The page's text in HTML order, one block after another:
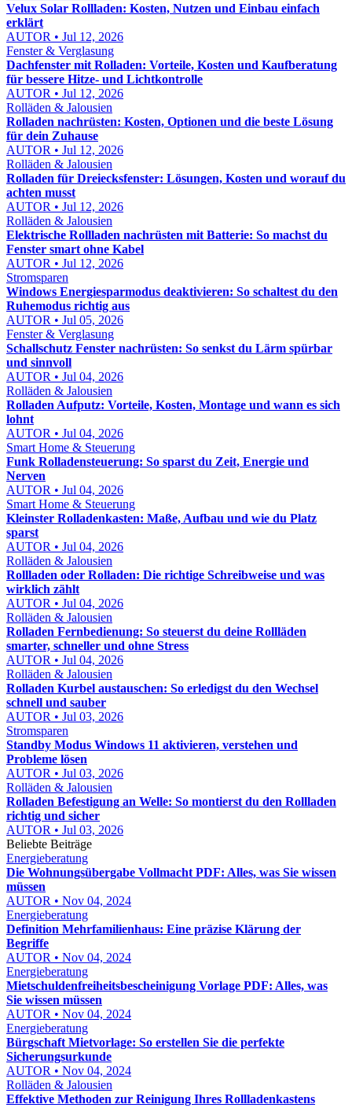
Velux Solar Rollladen: Kosten, Nutzen und Einbau einfach
erklärt
AUTOR • Jul 12, 2026
Fenster & Verglasung
Dachfenster mit Rolladen: Vorteile, Kosten und Kaufberatung
für bessere Hitze- und Lichtkontrolle
AUTOR • Jul 12, 2026
Rolläden & Jalousien
Rolladen nachrüsten: Kosten, Optionen und die beste Lösung
für dein Zuhause
AUTOR • Jul 12, 2026
Rolläden & Jalousien
Rolladen für Dreiecksfenster: Lösungen, Kosten und worauf du
achten musst
AUTOR • Jul 12, 2026
Rolläden & Jalousien
Elektrische Rollladen nachrüsten mit Batterie: So machst du
Fenster smart ohne Kabel
AUTOR • Jul 12, 2026
Stromsparen
Windows Energiesparmodus deaktivieren: So schaltest du den
Ruhemodus richtig aus
AUTOR • Jul 05, 2026
Fenster & Verglasung
Schallschutz Fenster nachrüsten: So senkst du Lärm spürbar
und sinnvoll
AUTOR • Jul 04, 2026
Rolläden & Jalousien
Rolladen Aufputz: Vorteile, Kosten, Montage und wann es sich
lohnt
AUTOR • Jul 04, 2026
Smart Home & Steuerung
Funk Rolladensteuerung: So sparst du Zeit, Energie und
Nerven
AUTOR • Jul 04, 2026
Smart Home & Steuerung
Kleinster Rolladenkasten: Maße, Aufbau und wie du Platz
sparst
AUTOR • Jul 04, 2026
Rolläden & Jalousien
Rollladen oder Rolladen: Die richtige Schreibweise und was
wirklich zählt
AUTOR • Jul 04, 2026
Rolläden & Jalousien
Rolladen Fernbedienung: So steuerst du deine Rollläden
smarter, schneller und ohne Stress
AUTOR • Jul 04, 2026
Rolläden & Jalousien
Rolladen Kurbel austauschen: So erledigst du den Wechsel
schnell und sauber
AUTOR • Jul 03, 2026
Stromsparen
Standby Modus Windows 11 aktivieren, verstehen und
Probleme lösen
AUTOR • Jul 03, 2026
Rolläden & Jalousien
Rolladen Befestigung an Welle: So montierst du den Rollladen
richtig und sicher
AUTOR • Jul 03, 2026
Beliebte Beiträge
Energieberatung
Die Wohnungsübergabe Vollmacht PDF: Alles, was Sie wissen
müssen
AUTOR • Nov 04, 2024
Energieberatung
Definition Mehrfamilienhaus: Eine präzise Klärung der
Begriffe
AUTOR • Nov 04, 2024
Energieberatung
Mietschuldenfreiheitsbescheinigung Vorlage PDF: Alles, was
Sie wissen müssen
AUTOR • Nov 04, 2024
Energieberatung
Bürgschaft Mietvorlage: So erstellen Sie die perfekte
Sicherungsurkunde
AUTOR • Nov 04, 2024
Rolläden & Jalousien
Effektive Methoden zur Reinigung Ihres Rollladenkastens